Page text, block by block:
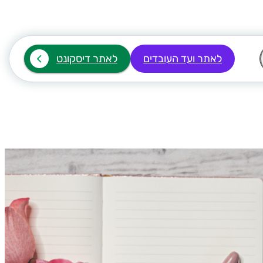
לאתר ועד העובדים לאתר דיסקונט